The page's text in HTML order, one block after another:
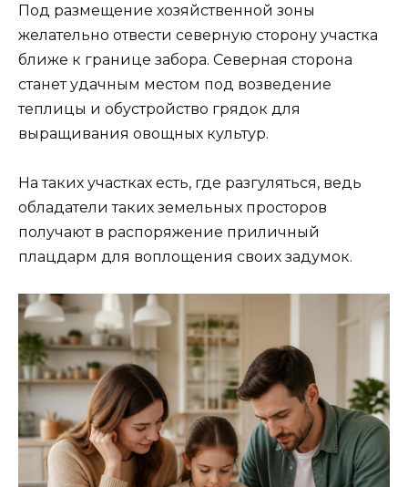
Под размещение хозяйственной зоны
желательно отвести северную сторону участка
ближе к границе забора. Северная сторона
станет удачным местом под возведение
теплицы и обустройство грядок для
выращивания овощных культур.
На таких участках есть, где разгуляться, ведь
обладатели таких земельных просторов
получают в распоряжение приличный
плацдарм для воплощения своих задумок.